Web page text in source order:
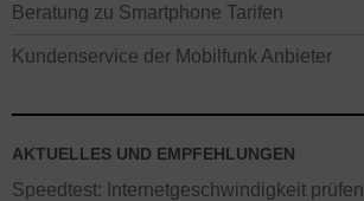
Beratung zu Smartphone Tarifen
Kundenservice der Mobilfunk Anbieter
AKTUELLES UND EMPFEHLUNGEN
Speedtest: Internetgeschwindigkeit prüfen